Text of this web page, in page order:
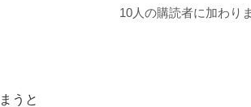
うと
レ
10人の購読者に加わり